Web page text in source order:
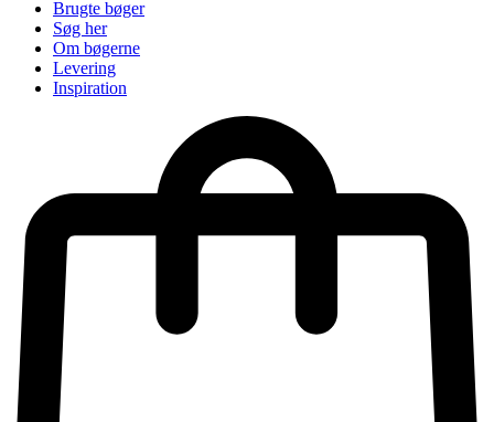
Brugte bøger
Søg her
Om bøgerne
Levering
Inspiration